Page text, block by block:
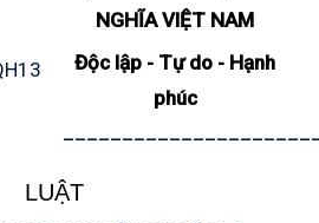
NGHĨA VIỆT NAM
Độc lập - Tự do - Hạnh
phúc
LUẬT